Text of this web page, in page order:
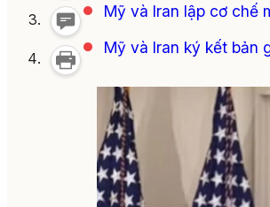
Mỹ và Iran lập cơ chế
Mỹ và Iran ký kết bản